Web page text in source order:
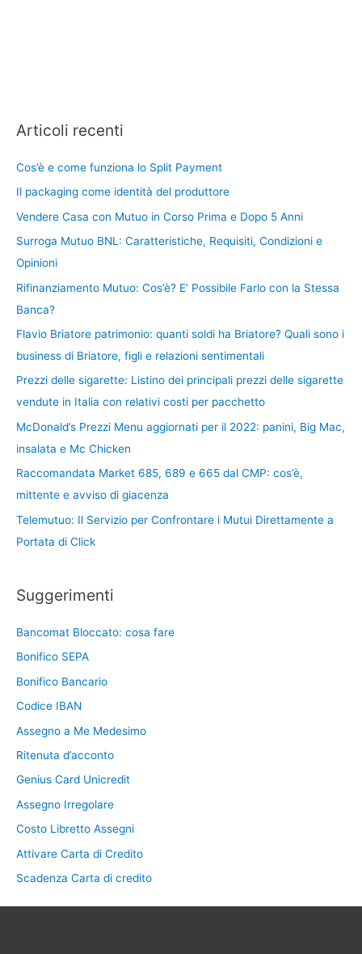
Articoli recenti
Cos’è e come funziona lo Split Payment
Il packaging come identità del produttore
Vendere Casa con Mutuo in Corso Prima e Dopo 5 Anni
Surroga Mutuo BNL: Caratteristiche, Requisiti, Condizioni e
Opinioni
Rifinanziamento Mutuo: Cos’è? E’ Possibile Farlo con la Stessa
Banca?
Flavio Briatore patrimonio: quanti soldi ha Briatore? Quali sono i
business di Briatore, figli e relazioni sentimentali
Prezzi delle sigarette: Listino dei principali prezzi delle sigarette
vendute in Italia con relativi costi per pacchetto
McDonald’s Prezzi Menu aggiornati per il 2022: panini, Big Mac,
insalata e Mc Chicken
Raccomandata Market 685, 689 e 665 dal CMP: cos’è,
mittente e avviso di giacenza
Telemutuo: Il Servizio per Confrontare i Mutui Direttamente a
Portata di Click
Suggerimenti
Bancomat Bloccato: cosa fare
Bonifico SEPA
Bonifico Bancario
Codice IBAN
Assegno a Me Medesimo
Ritenuta d’acconto
Genius Card Unicredit
Assegno Irregolare
Costo Libretto Assegni
Attivare Carta di Credito
Scadenza Carta di credito